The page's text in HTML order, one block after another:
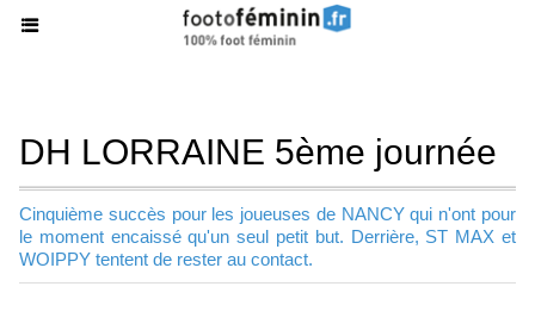
DH LORRAINE 5ème journée
Cinquième succès pour les joueuses de NANCY qui n'ont pour
le moment encaissé qu'un seul petit but. Derrière, ST MAX et
WOIPPY tentent de rester au contact.